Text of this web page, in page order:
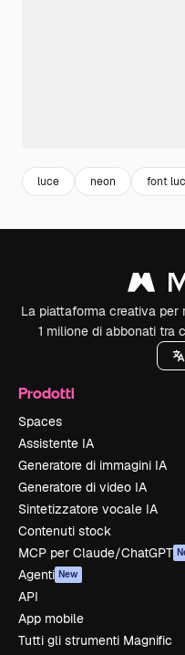
luce neon font
La piattaforma creativa per
1 milione di abbonati tra
Prodotti
Spaces
Assistente IA
Generatore di immagini IA
Generatore di video IA
Sintetizzatore vocale IA
Contenuti stock
MCP per Claude/ChatGPT
Agenti New
API
App mobile
Tutti gli strumenti Magnific